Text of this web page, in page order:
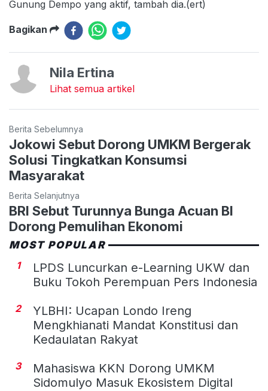
Gunung Dempo yang aktif, tambah dia.(ert)
Bagikan
Nila Ertina
Lihat semua artikel
Berita Sebelumnya
Jokowi Sebut Dorong UMKM Bergerak
Solusi Tingkatkan Konsumsi
Masyarakat
Berita Selanjutnya
BRI Sebut Turunnya Bunga Acuan BI
Dorong Pemulihan Ekonomi
MOST POPULAR
1
LPDS Luncurkan e-Learning UKW dan
Buku Tokoh Perempuan Pers Indonesia
2
YLBHI: Ucapan Londo Ireng
Mengkhianati Mandat Konstitusi dan
Kedaulatan Rakyat
3
Mahasiswa KKN Dorong UMKM
Sidomulyo Masuk Ekosistem Digital